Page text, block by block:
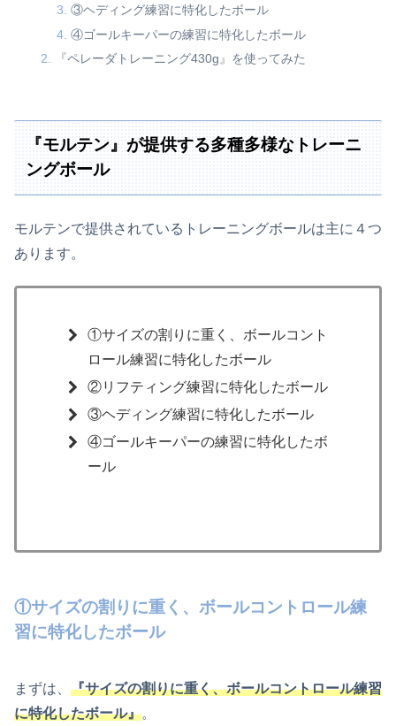
③ヘディング練習に特化したボール
④ゴールキーパーの練習に特化したボール
『ペレーダトレーニング430g』を使ってみた
『モルテン』が提供する多種多様なトレーニ
ングボール
モルテンで提供されているトレーニングボールは主に４つ
あります。
①サイズの割りに重く、ボールコント
ロール練習に特化したボール
②リフティング練習に特化したボール
③ヘディング練習に特化したボール
④ゴールキーパーの練習に特化したボ
ール
①サイズの割りに重く、ボールコントロール練
習に特化したボール
まずは、 『サイズの割りに重く、ボールコントロール練習
に特化したボール』。